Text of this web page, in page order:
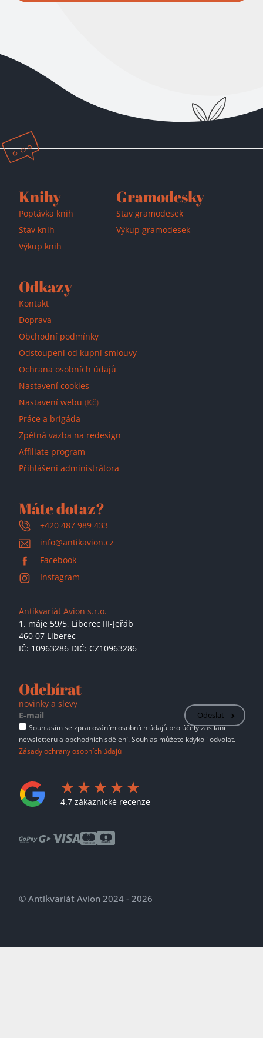
Přidáno do košíku!
Knihy
Poptávka knih
Stav knih
Výkup knih
Gramodesky
Stav gramodesek
Výkup gramodesek
Odkazy
Kontakt
Doprava
Obchodní podmínky
Odstoupení od kupní smlouvy
Ochrana osobních údajů
Nastavení cookies
Nastavení webu (Kč)
Práce a brigáda
Zpětná vazba na redesign
Affiliate program
Přihlášení administrátora
Máte dotaz?
+420 487 989 433
info@antikavion.cz
Facebook
Instagram
Antikvariát Avion s.r.o.
1. máje 59/5, Liberec III-Jeřáb
460 07 Liberec
IČ: 10963286 DIČ: CZ10963286
Odebírat
novinky a slevy
Odeslat
Souhlasím se zpracováním osobních údajů pro účely zasílání
newsletteru a obchodních sdělení. Souhlas můžete kdykoli odvolat.
Zásady ochrany osobních údajů
4.7 zákaznické recenze
© Antikvariát Avion 2024 - 2026